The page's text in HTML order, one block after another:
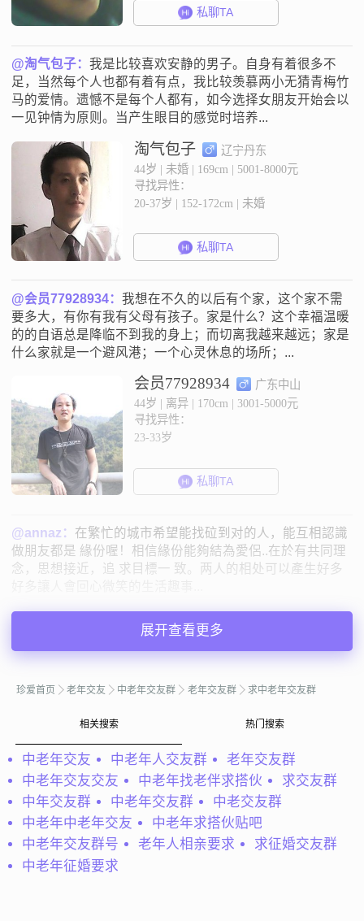
私聊TA
@淘气包子：我是比较喜欢安静的男子。自身有着很多不
足，当然每个人也都有着有点，我比较羡慕两小无猜青梅竹
马的爱情。遗憾不是每个人都有，如今选择女朋友开始会以
一见钟情为原则。当产生眼目的感觉时培养...
淘气包子
辽宁丹东
44岁 | 未婚 | 169cm | 5001-8000元
寻找异性：
20-37岁 | 152-172cm | 未婚
私聊TA
@会员77928934：我想在不久的以后有个家，这个家不需
要多大，有你有我有父母有孩子。家是什么？这个幸福温暖
的的自语总是降临不到我的身上；而切离我越来越远；家是
什么家就是一个避风港；一个心灵休息的场所；...
会员77928934
广东中山
44岁 | 离异 | 170cm | 3001-5000元
寻找异性：
23-33岁
私聊TA
@annaz： 在繁忙的城市希望能找砬到对的人，能互相認識
做朋友都是 緣份喔！相信緣份能夠結為愛侶..在於有共同理
念，思想接近，追 求目標一 致。两人的相处可以產生好多
42岁 | 未婚 | 158cm | 3000元以下
寻找异性：
@水中鱼：无特别的爱好，看看书，上上网，偶尔玩下游
戏，更注意的是看新闻。做事有原则，对另一伴没什么特别
的要求，会做点菜，大家可以一起做，我也会一点家常小
菜，水平一般，喜欢会撒点娇的女孩，在一...
水中鱼
广东深圳
展开查看更多
珍爱首页 老年交友 中老年交友群 老年交友群 求中老年交友群
相关搜索 热门搜索
中老年交友 中老年人交友群
老年交友群
中老年交友交友
中老年找老伴求搭伙
求交友群
中年交友群
中老年交友群
中老交友群
中老年中老年交友
中老年求搭伙贴吧
中老年交友群号
老年人相亲要求
求征婚交友群
中老年征婚要求